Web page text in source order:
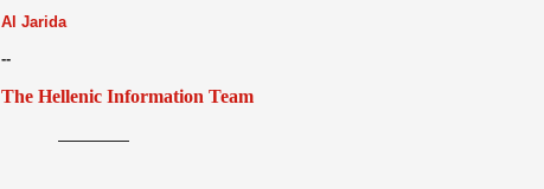
Al Jarida
--
The Hellenic Information Team